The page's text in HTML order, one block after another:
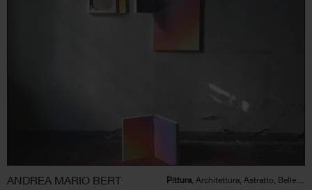
ANDREA MARIO BERT Pittura , Architettura, Astratto, Bellezza, Natura, Paesaggio